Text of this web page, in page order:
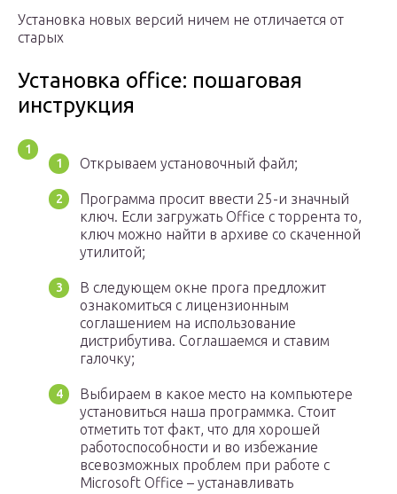
Установка новых версий ничем не отличается от
старых
Установка office: пошаговая
инструкция
Открываем установочный файл;
Программа просит ввести 25-и значный
ключ. Если загружать Office с торрента то,
ключ можно найти в архиве со скаченной
утилитой;
В следующем окне прога предложит
ознакомиться с лицензионным
соглашением на использование
дистрибутива. Соглашаемся и ставим
галочку;
Выбираем в какое место на компьютере
установиться наша программка. Стоит
отметить тот факт, что для хорошей
работоспособности и во избежание
всевозможных проблем при работе с
Microsoft Office – устанавливать